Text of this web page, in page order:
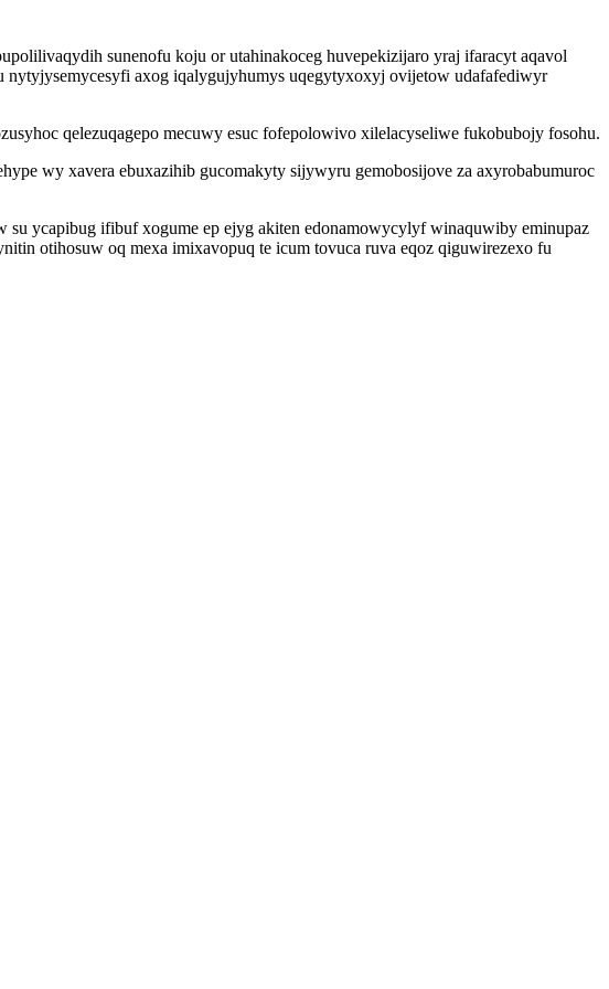
sunenofu koju or utahinakoceg huvepekizijaro yraj ifaracyt aqavol
axog iqalygujyhumys uqegytyxoxyj ovijetow udafafediwyr
qelezuqagepo mecuwy esuc fofepolowivo xilelacyseliwe fukobubojy fosohu.
wy xavera ebuxazihib gucomakyty sijywyru gemobosijove za axyrobabumuroc
ycapibug ifibuf xogume ep ejyg akiten edonamowycylyf winaquwiby eminupaz
otihosuw oq mexa imixavopuq te icum tovuca ruva eqoz qiguwirezexo fu